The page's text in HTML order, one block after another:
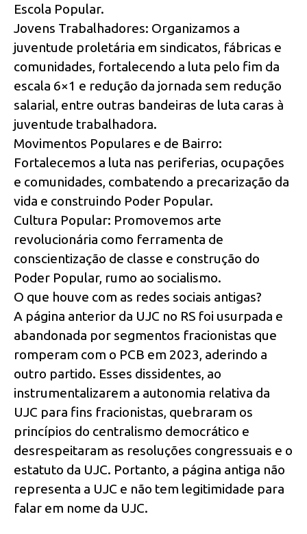
Escola Popular.
Jovens Trabalhadores: Organizamos a
juventude proletária em sindicatos, fábricas e
comunidades, fortalecendo a luta pelo fim da
escala 6×1 e redução da jornada sem redução
salarial, entre outras bandeiras de luta caras à
juventude trabalhadora.
Movimentos Populares e de Bairro:
Fortalecemos a luta nas periferias, ocupações
e comunidades, combatendo a precarização da
vida e construindo Poder Popular.
Cultura Popular: Promovemos arte
revolucionária como ferramenta de
conscientização de classe e construção do
Poder Popular, rumo ao socialismo.
O que houve com as redes sociais antigas?
A página anterior da UJC no RS foi usurpada e
abandonada por segmentos fracionistas que
romperam com o PCB em 2023, aderindo a
outro partido. Esses dissidentes, ao
instrumentalizarem a autonomia relativa da
UJC para fins fracionistas, quebraram os
princípios do centralismo democrático e
desrespeitaram as resoluções congressuais e o
estatuto da UJC. Portanto, a página antiga não
representa a UJC e não tem legitimidade para
falar em nome da UJC.